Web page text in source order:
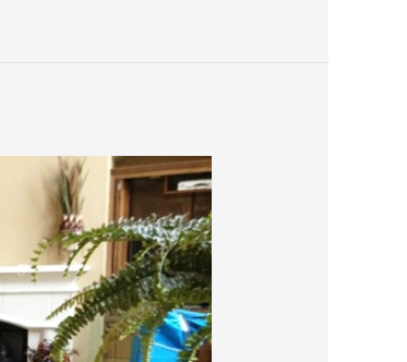
شركة
نقل
اثاث
بالرياض